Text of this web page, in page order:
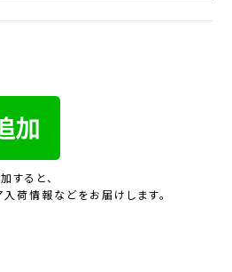
すると、
荷情報などをお届けします。